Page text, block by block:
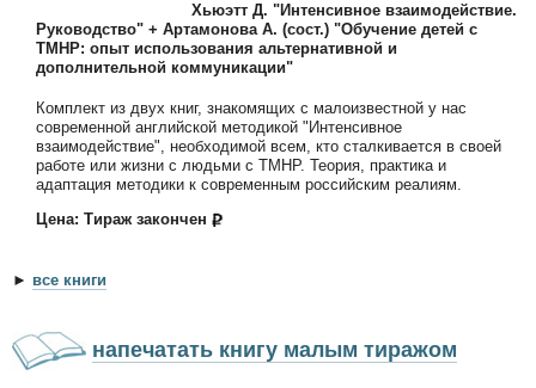
Хьюэтт Д. "Интенсивное взаимодействие.
Руководство" + Артамонова А. (сост.) "Обучение детей с
ТМНР: опыт использования альтернативной и
дополнительной коммуникации"
Комплект из двух книг, знакомящих с малоизвестной у нас
современной английской методикой "Интенсивное
взаимодействие", необходимой всем, кто сталкивается в своей
работе или жизни с людьми с ТМНР. Теория, практика и
адаптация методики к современным российским реалиям.
Цена: Тираж закончен
► все книги
напечатать книгу малым тиражом